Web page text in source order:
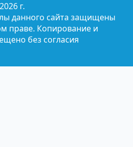
г.
данного сайта защищены
праве. Копирование и
без согласия